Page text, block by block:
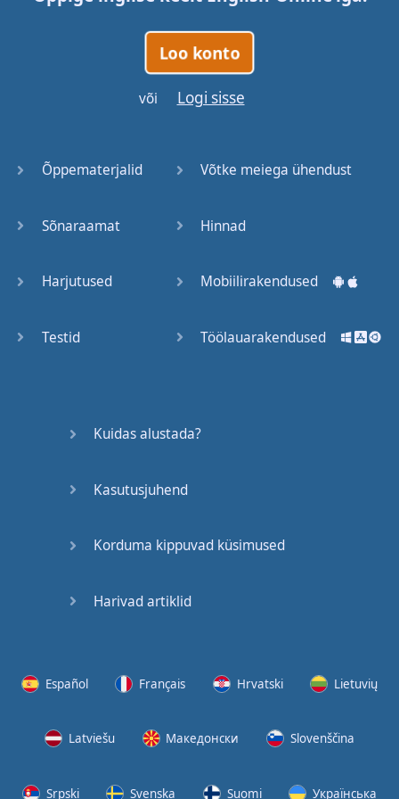
Loo konto
või Logi sisse
Õppematerjalid
Sõnaraamat
Harjutused
Testid
Võtke meiega ühendust
Hinnad
Mobiilirakendused
Töölauarakendused
Kuidas alustada?
Kasutusjuhend
Korduma kippuvad küsimused
Harivad artiklid
Español Français Hrvatski Lietuvių
Latviešu Македонски Slovenščina
Srpski Svenska Suomi Українська